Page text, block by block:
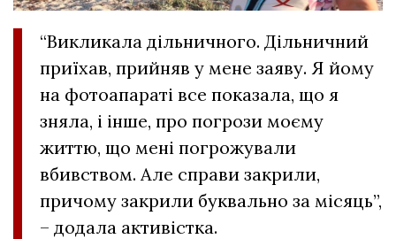
“Викликала дільничного. Дільничний
приїхав, прийняв у мене заяву. Я йому
на фотоапараті все показала, що я
зняла, і інше, про погрози моєму
життю, що мені погрожували
вбивством. Але справи закрили,
причому закрили буквально за місяць”,
– додала активістка.